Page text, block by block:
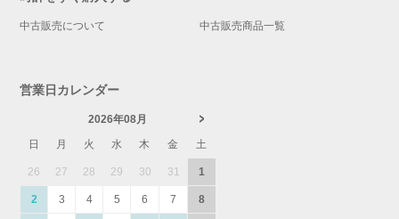
中古販売について 中古販売商品一覧
営業日カレンダー
2026年08月
日
月 火 水 木 金 土
26 27 28 29 30 31 1
2 3 4 5 6 7 8